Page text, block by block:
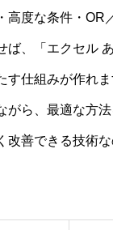
高度な条件・OR
ば、「エクセル
す仕組みが作れま
がら、最適な方法
改善できる技術